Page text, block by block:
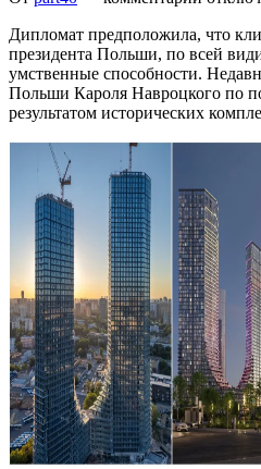
Дипломат предположила, что
президента Польши, по всей
умственные способности.
Польши Кароля Навроцкого по
результатом исторических